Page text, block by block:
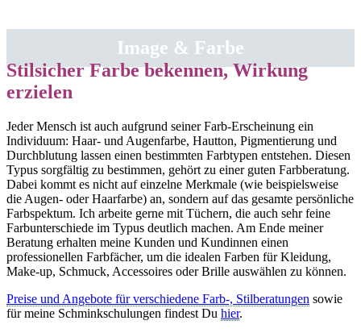
Image & Farbe
Stilsicher Farbe bekennen, Wirkung
erzielen
Jeder Mensch ist auch aufgrund seiner Farb-Erscheinung ein
Individuum: Haar- und Augenfarbe, Hautton, Pigmentierung und
Durchblutung lassen einen bestimmten Farbtypen entstehen. Diesen
Typus sorgfältig zu bestimmen, gehört zu einer guten Farbberatung.
Dabei kommt es nicht auf einzelne Merkmale (wie beispielsweise
die Augen- oder Haarfarbe) an, sondern auf das gesamte persönliche
Farbspektum. Ich arbeite gerne mit Tüchern, die auch sehr feine
Farbunterschiede im Typus deutlich machen. Am Ende meiner
Beratung erhalten meine Kunden und Kundinnen einen
professionellen Farbfächer, um die idealen Farben für Kleidung,
Make-up, Schmuck, Accessoires oder Brille auswählen zu können.
Preise und Angebote für verschiedene Farb-, Stilberatungen sowie
für meine Schminkschulungen findest Du hier.